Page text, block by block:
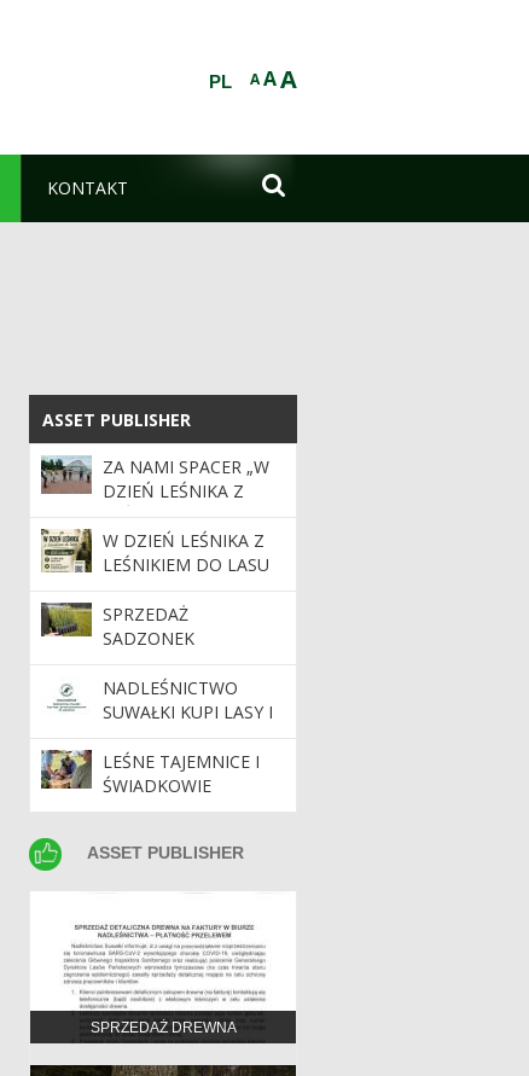
AAA
PL
KONTAKT 
ASSET PUBLISHER
ASSET PUBLISHER
ZA NAMI SPACER „W
DZIEŃ LEŚNIKA Z
LEŚNIKIEM DO LASU”
W DZIEŃ LEŚNIKA Z
LEŚNIKIEM DO LASU
SPRZEDAŻ
SADZONEK
NADLEŚNICTWO
SUWAŁKI KUPI LASY I
GRUNTY
PRZEZNACZONE DO
ZALESIENIA
LEŚNE TAJEMNICE I
ŚWIADKOWIE
HISTORII –
SUWAŁKI NA VI
KRAJOBRAZOWYCH
ASSET PUBLISHER
ASSET PUBLISHER
SPRZEDAŻ DREWNA